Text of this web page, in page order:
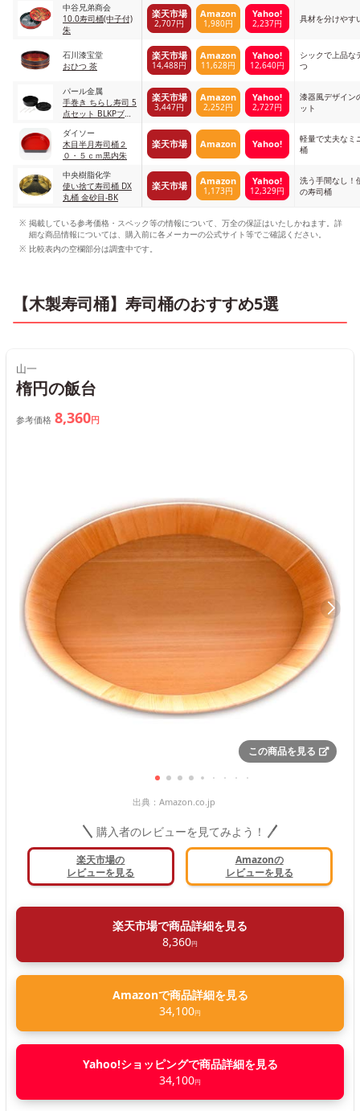
中谷兄弟商会
10.0寿司桶(中子付)
朱
楽天市場
2,707円
Amazon
1,980円
Yahoo!
2,237円 具材を分けやす
石川漆宝堂
おひつ 茶
楽天市場
14,488円
Amazon
11,628円
Yahoo!
12,640円
シックで上品な
つ
パール金属
手巻き ちらし寿司 5
点セット BLKPブラ
楽天市場
3,447円
Amazon
2,252円
Yahoo!
2,727円
漆器風デザイン
ット
ダイソー
木目半月寿司桶２
０・５ｃｍ黒内朱
楽天市場 Amazon Yahoo!
軽量で丈夫なミ
桶
中央樹脂化学
使い捨て寿司桶 DX
丸桶 金砂目-BK
楽天市場 Amazon
1,173円
Yahoo!
12,329円
洗う手間なし！
の寿司桶
掲載している参考価格・スペック等の情報について、万全の保証はいたしかねます。詳
細な商品情報については、購入前に各メーカーの公式サイト等でご確認ください。
比較表内の空欄部分は調査中です。
【木製寿司桶】寿司桶のおすすめ5選
山一
楕円の飯台
参考価格 8,360円
この商品を見る
出典： Amazon.co.jp
購入者のレビューを見てみよう！
楽天市場の
レビューを見る
Amazonの
レビューを見る
楽天市場で商品詳細を見る
8,360円
Amazonで商品詳細を見る
34,100円
Yahoo!ショッピングで商品詳細を見る
34,100円